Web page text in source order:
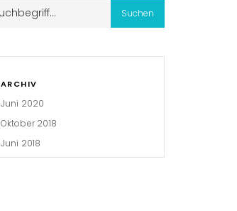
ARCHIV
Juni 2020
Oktober 2018
Juni 2018